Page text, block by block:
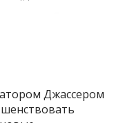
Джассером